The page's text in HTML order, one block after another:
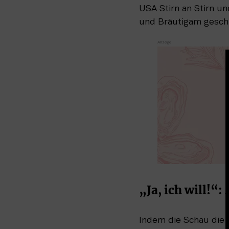
USA Stirn an Stirn
und Bräutigam
„Ja, ich will!“:
Indem die Schau